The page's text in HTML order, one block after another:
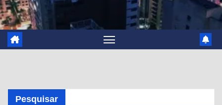
Pesquisar